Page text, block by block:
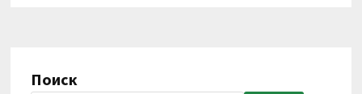
ВИОЛОНЧЕЛЬЮ»
Поиск